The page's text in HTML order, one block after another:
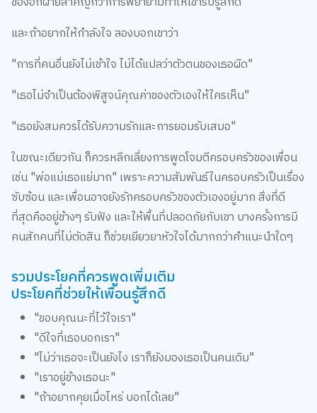
เช่น "พ่อแม่เธอแย่มาก" เพราะความสัมพันธ์ในครอบครัวเป็นเรื่อง
ซับซ้อน และเพื่อนอาจยังรักครอบครัวของตัวเองอยู่มาก สิ่งที่ดี
ที่สุดคืออยู่ข้างๆ รับฟัง และให้พื้นที่ปลอดภัยกับเขา บางครั้งการมี
คนสักคนที่ไม่ตัดสิน ก็ช่วยเยียวยาหัวใจได้มากกว่าคำแนะนำใดๆ
รวมประโยคที่ควรพูดเพิ่มเติม
ประโยคที่ช่วยให้เพื่อนรู้สึกดี
"ขอบคุณนะที่ไว้ใจเรา"
"ดีใจที่เธอบอกเรา"
"ไม่ว่าเธอจะเป็นยังไง เราก็ยังมองเธอเป็นคนเดิม"
"เราอยู่ข้างเธอนะ"
"ถ้าอยากคุยเมื่อไหร่ บอกได้เลย"